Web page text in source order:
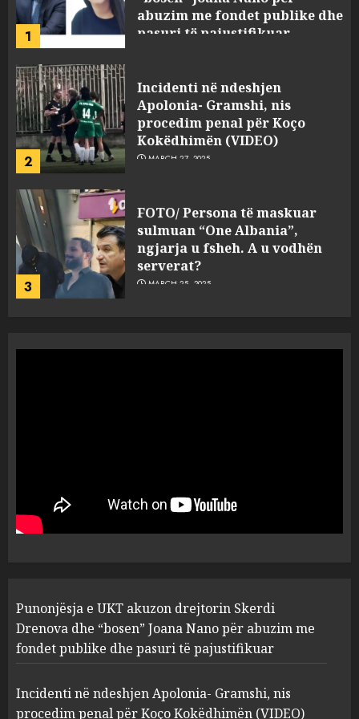
2
Kokëdhimën (VIDEO)
MARCH 27, 2025
3
FOTO/ Persona të maskuar
sulmuan “One Albania”,
ngjarja u fsheh. A u vodhën
serverat?
MARCH 25, 2025
4
Prokuroria jep pretencën, ja
çfarë dënimi kërkon për
Mariela dhe Antonela
Berishën
MARCH 25, 2025
1
“bosen” Joana Nano për
abuzim me fondet publike dhe
pasuri të pajustifikuar
2
Apolonia- Gramshi, nis
procedim penal për Koço
Kokëdhimën (VIDEO)
MARCH 27, 2025
Punonjësja e UKT akuzon drejtorin Skerdi
Drenova dhe “bosen” Joana Nano për abuzim me
fondet publike dhe pasuri të pajustifikuar
Incidenti në ndeshjen Apolonia- Gramshi, nis
procedim penal për Koço Kokëdhimën (VIDEO)